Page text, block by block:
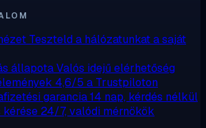
Teszteld a hálózatunkat a saját
állapotaValós idejű elérhetőség
4,6/5 a Trustpiloton
garancia14 nap, kérdés nélkül
kérése 24/7, valódi mérnökök